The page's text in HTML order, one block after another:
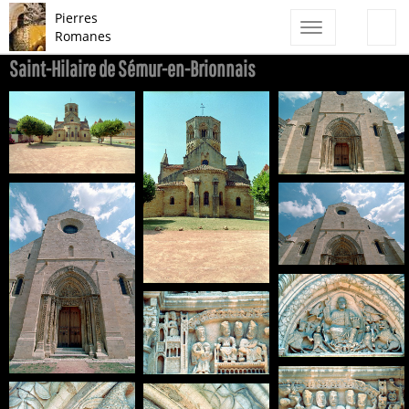
Toggle
Pierres
Romanes
Saint-Hilaire de Sémur-en-Brionnais
FR-Semur_en_Brionnais-Saint_Hilaire-7302-0020.jpg